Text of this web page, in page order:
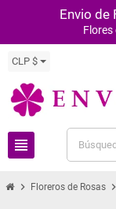
Envio de
Flores
CLP $
view_headline
chevron_right Floreros de Rosas chevron_right